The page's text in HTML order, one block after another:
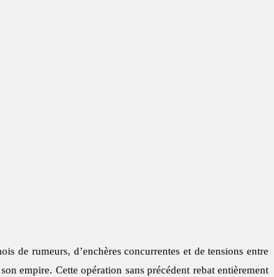
de rumeurs, d’enchères concurrentes et de tensions entre
empire. Cette opération sans précédent rebat entièrement